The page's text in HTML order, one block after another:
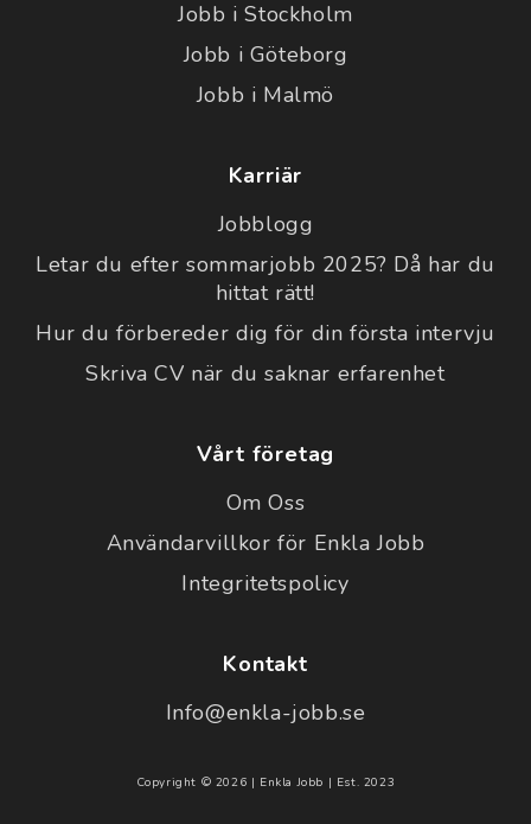
Jobb i Stockholm
Jobb i Göteborg
Jobb i Malmö
Karriär
Jobblogg
Letar du efter sommarjobb 2025? Då har du
hittat rätt!
Hur du förbereder dig för din första intervju
Skriva CV när du saknar erfarenhet
Vårt företag
Om Oss
Användarvillkor för Enkla Jobb
Integritetspolicy
Kontakt
Info@enkla-jobb.se
Copyright © 2026 | Enkla Jobb | Est. 2023